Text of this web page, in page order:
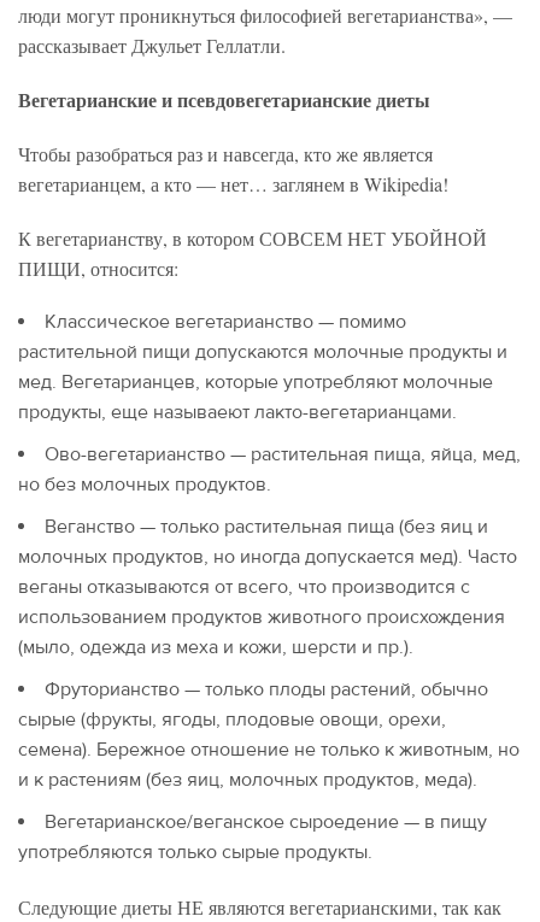
люди могут проникнуться философией вегетарианства», —
рассказывает Джульет Геллатли.
Вегетарианские и псевдовегетарианские диеты
Чтобы разобраться раз и навсегда, кто же является
вегетарианцем, а кто — нет… заглянем в Wikipedia!
К вегетарианству, в котором СОВСЕМ НЕТ УБОЙНОЙ
ПИЩИ, относится:
Классическое вегетарианство — помимо
растительной пищи допускаются молочные продукты и
мед. Вегетарианцев, которые употребляют молочные
продукты, еще называеют лакто-вегетарианцами.
Ово-вегетарианство — растительная пища, яйца, мед,
но без молочных продуктов.
Веганство — только растительная пища (без яиц и
молочных продуктов, но иногда допускается мед). Часто
веганы отказываются от всего, что производится с
использованием продуктов животного происхождения
(мыло, одежда из меха и кожи, шерсти и пр.).
Фруторианство — только плоды растений, обычно
сырые (фрукты, ягоды, плодовые овощи, орехи,
семена). Бережное отношение не только к животным, но
и к растениям (без яиц, молочных продуктов, меда).
Вегетарианское/веганское сыроедение — в пищу
употребляются только сырые продукты.
Следующие диеты НЕ являются вегетарианскими, так как